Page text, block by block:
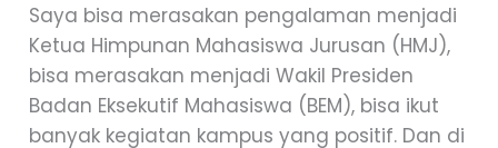
Saya bisa merasakan pengalaman menjadi
Ketua Himpunan Mahasiswa Jurusan (HMJ),
bisa merasakan menjadi Wakil Presiden
Badan Eksekutif Mahasiswa (BEM), bisa ikut
banyak kegiatan kampus yang positif. Dan di